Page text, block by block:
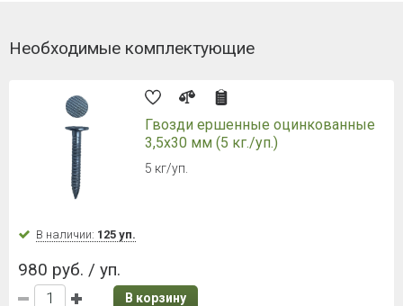
Необходимые комплектующие
Гвозди ершенные оцинкованные
3,5х30 мм (5 кг./уп.)
5 кг/уп.
В наличии: 125 уп.
980 руб. / уп.
В корзину